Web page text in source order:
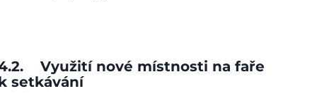
Využití nové místnosti na faře
setkávání